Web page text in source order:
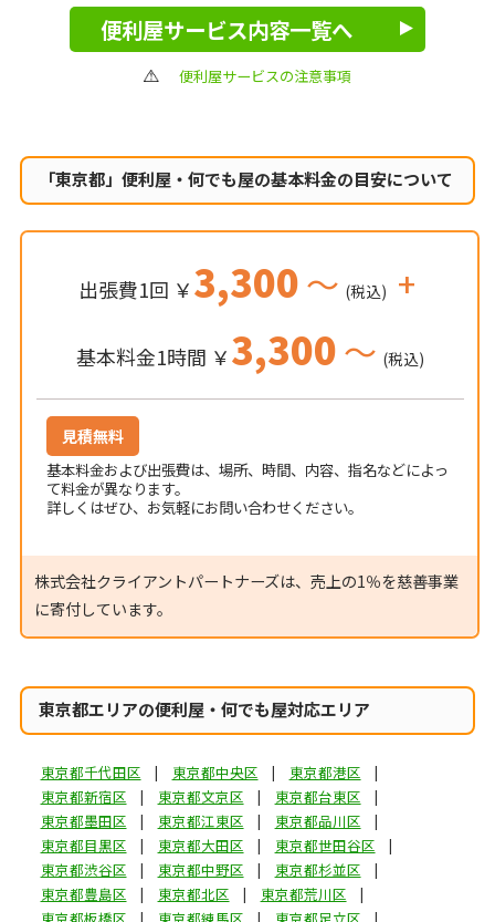
便利屋サービス内容一覧へ
便利屋サービスの注意事項
「東京都」便利屋・何でも屋の基本料金の目安について
出張費1回 ￥3,300～ (税込) +
基本料金1時間 ￥3,300～ (税込)
見積無料
基本料金および出張費は、場所、時間、内容、指名などによっ
て料金が異なります。
詳しくはぜひ、お気軽にお問い合わせください。
株式会社クライアントパートナーズは、売上の1％を慈善事業
に寄付しています。
東京都エリアの便利屋・何でも屋対応エリア
東京都千代田区 東京都中央区
東京都港区
東京都新宿区
東京都文京区
東京都台東区
東京都墨田区
東京都江東区
東京都品川区
東京都目黒区
東京都大田区
東京都世田谷区
東京都渋谷区
東京都中野区
東京都杉並区
東京都豊島区
東京都北区
東京都荒川区